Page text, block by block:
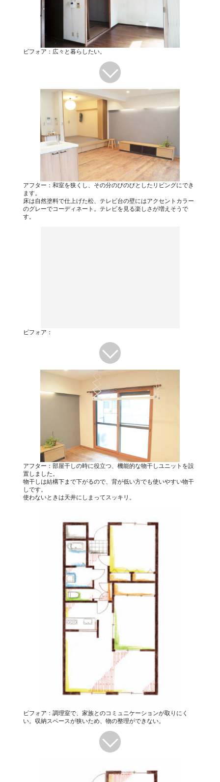
ビフォア：広々と暮らしたい。
アフター：和室を狭くし、その分のびのびとしたリビングにでき
ます。
床は自然塗料で仕上げた松、テレビ台の壁にはアクセントカラー
のグレーでコーディネート。テレビを見る楽しさが増えそうで
す。
ビフォア：
アフター：部屋干しの時に役立つ、機能的な物干しユニットを設
置しました。
物干しは結構下まで下がるので、背が低い方でも使いやすい物干
しです。
使わないときは天井にしまってスッキリ。
ビフォア：調理室で、家族とのコミュニケーションが取りにく
い。収納スペースが狭いため、物の整理ができない。